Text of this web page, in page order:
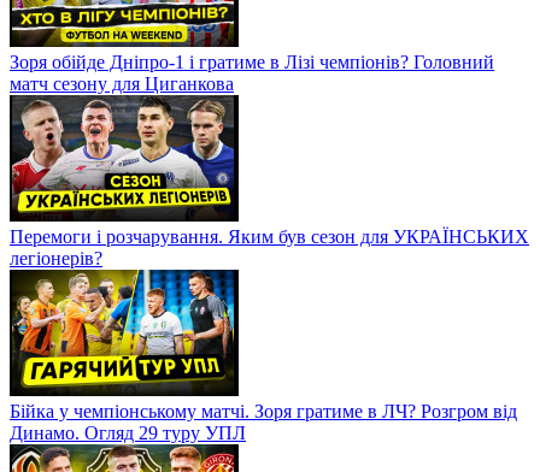
Зоря обійде Дніпро-1 і гратиме в Лізі чемпіонів? Головний
матч сезону для Циганкова
Перемоги і розчарування. Яким був сезон для УКРАЇНСЬКИХ
легіонерів?
Бійка у чемпіонському матчі. Зоря гратиме в ЛЧ? Розгром від
Динамо. Огляд 29 туру УПЛ